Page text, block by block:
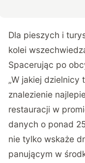
Dla pieszych i
kolei
Spacerując po
„W jakiej dzielnicy
znalezienie
restauracji w
danych o ponad
nie tylko wskaże
panującym w